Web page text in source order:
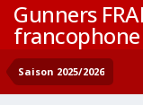
Gunners
Saison 2025/2026